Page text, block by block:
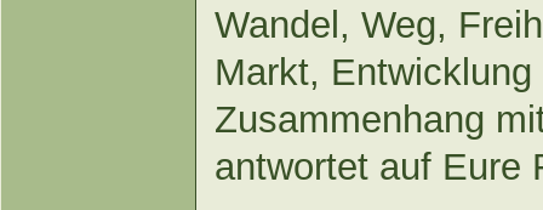
Wandel, Weg,
Markt,
Zusammenhang
antwortet auf Eure